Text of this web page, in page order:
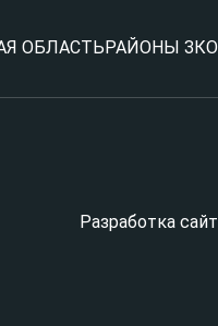
ОБЛАСТЬ РАЙОНЫ ЗКО
Разработка